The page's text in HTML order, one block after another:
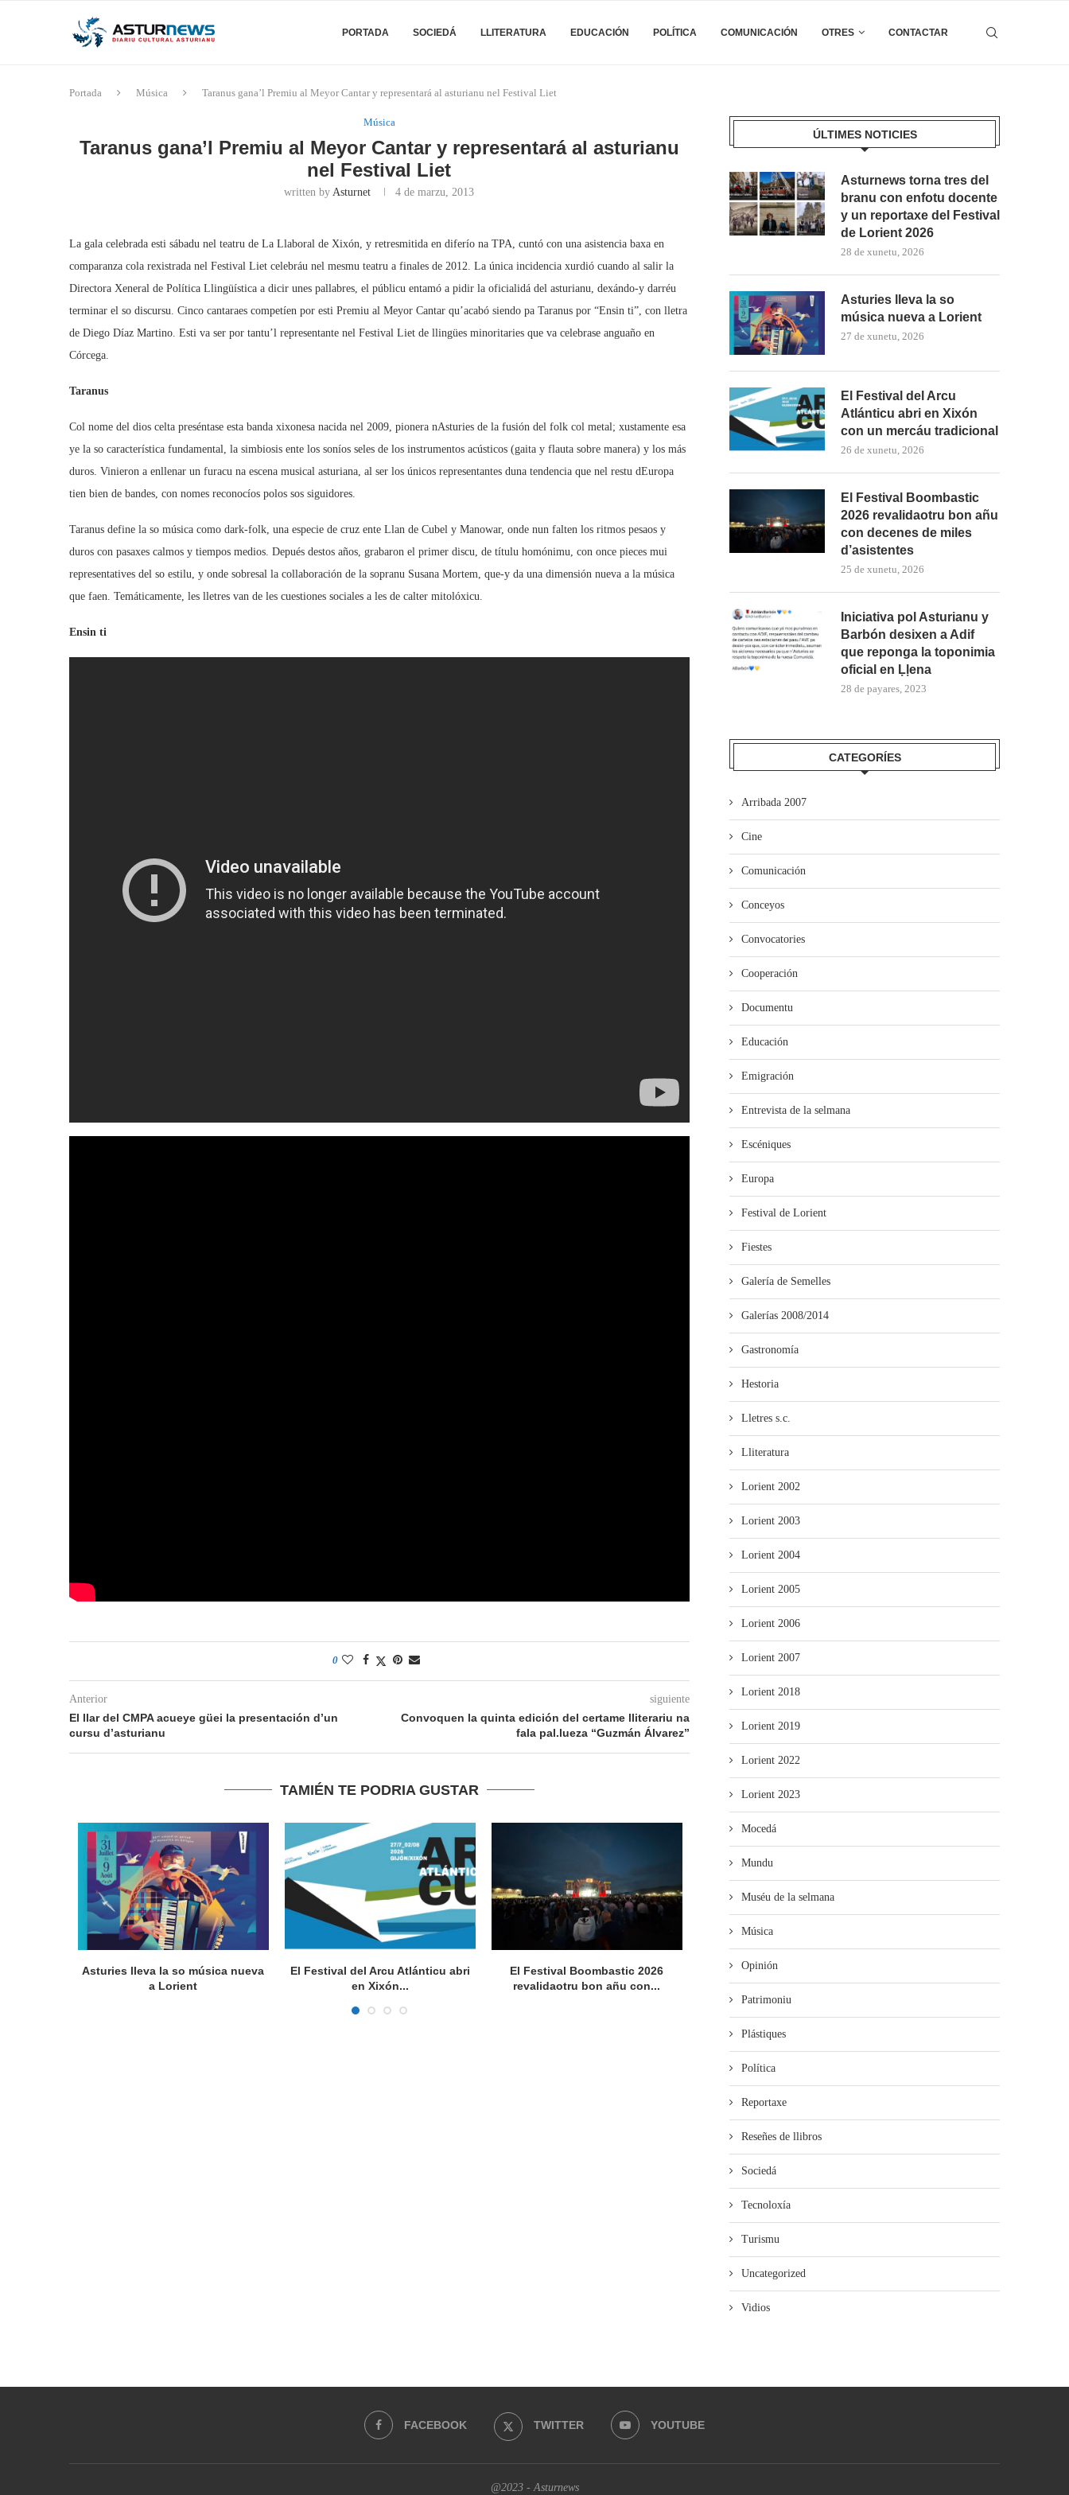
PORTADA SOCIEDÁ LLITERATURA EDUCACIÓN POLÍTICA COMUNICACIÓN OTRES CONTACTAR
Portada Música Taranus gana’l Premiu al Meyor Cantar y representará al asturianu nel Festival Liet
Música
Taranus gana’l Premiu al Meyor Cantar y representará al asturianu
nel Festival Liet
written byAsturnet 4 de marzu, 2013
La gala celebrada esti sábadu nel teatru de La Llaboral de Xixón, y retresmitida en diferío na TPA, cuntó con una asistencia baxa en
comparanza cola rexistrada nel Festival Liet celebráu nel mesmu teatru a finales de 2012. La única incidencia xurdió cuando al salir la
Directora Xeneral de Política Llingüística a dicir unes pallabres, el públicu entamó a pidir la oficialidá del asturianu, dexándo-y darréu
terminar el so discursu. Cinco cantaraes competíen por esti Premiu al Meyor Cantar qu’acabó siendo pa Taranus por “Ensin ti”, con lletra
de Diego Díaz Martino. Esti va ser por tantu’l representante nel Festival Liet de llingües minoritaries que va celebrase anguaño en
Córcega.
Taranus
Col nome del dios celta preséntase esta banda xixonesa nacida nel 2009, pionera nAsturies de la fusión del folk col metal; xustamente esa
ye la so característica fundamental, la simbiosis ente los soníos seles de los instrumentos acústicos (gaita y flauta sobre manera) y los más
duros. Vinieron a enllenar un furacu na escena musical asturiana, al ser los únicos representantes duna tendencia que nel restu dEuropa
tien bien de bandes, con nomes reconocíos polos sos siguidores.
Taranus define la so música como dark-folk, una especie de cruz ente Llan de Cubel y Manowar, onde nun falten los ritmos pesaos y
duros con pasaxes calmos y tiempos medios. Depués destos años, grabaron el primer discu, de títulu homónimu, con once pieces mui
representatives del so estilu, y onde sobresal la collaboración de la sopranu Susana Mortem, que-y da una dimensión nueva a la música
que faen. Temáticamente, les lletres van de les cuestiones sociales a les de calter mitolóxicu.
Ensin ti
0
Anterior
El llar del CMPA acueye güei la presentación d’un
cursu d’asturianu
siguiente
Convoquen la quinta edición del certame lliterariu na
fala pal.lueza “Guzmán Álvarez”
TAMIÉN TE PODRIA GUSTAR
Asturies lleva la so música nueva
a Lorient
El Festival del Arcu Atlánticu abri
en Xixón...
El Festival Boombastic 2026
revalidaotru bon añu con...
Semando Son amuesa’l nuevu folk
asturiano
mercáu con...
ÚLTIMES NOTICIES
Asturnews torna tres del
branu con enfotu docente
y un reportaxe del Festival
de Lorient 2026
28 de xunetu, 2026
Asturies lleva la so
música nueva a Lorient
27 de xunetu, 2026
El Festival del Arcu
Atlánticu abri en Xixón
con un mercáu tradicional
26 de xunetu, 2026
El Festival Boombastic
2026 revalidaotru bon añu
con decenes de miles
d’asistentes
25 de xunetu, 2026
Iniciativa pol Asturianu y
Barbón desixen a Adif
que reponga la toponimia
oficial en Ḷḷena
28 de payares, 2023
CATEGORÍES
Arribada 2007
Cine
Comunicación
Conceyos
Convocatories
Cooperación
Documentu
Educación
Emigración
Entrevista de la selmana
Escéniques
Europa
Festival de Lorient
Fiestes
Galería de Semelles
Galerías 2008/2014
Gastronomía
Hestoria
Lletres s.c.
Lliteratura
Lorient 2002
Lorient 2003
Lorient 2004
Lorient 2005
Lorient 2006
Lorient 2007
Lorient 2018
Lorient 2019
Lorient 2022
Lorient 2023
Mocedá
Mundu
Muséu de la selmana
Música
Opinión
Patrimoniu
Plástiques
Política
Reportaxe
Reseñes de llibros
Sociedá
Tecnoloxía
Turismu
Uncategorized
Vidios
FACEBOOK TWITTER YOUTUBE
@2023 - Asturnews